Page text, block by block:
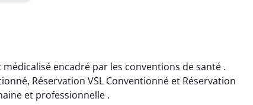
encadré par les conventions de santé .
Réservation VSL Conventionné et Réservation
et professionnelle .